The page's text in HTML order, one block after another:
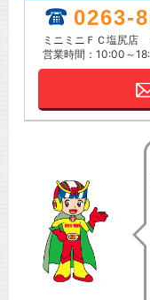
0263-
ミニミニＦＣ塩尻店
営業時間：10:00～